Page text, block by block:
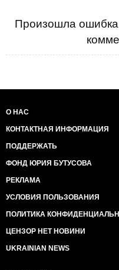
Произошла ошибка
О НАС
КОНТАКТНАЯ ИНФОРМАЦИЯ
ПОДДЕРЖАТЬ
ФОНД ЮРИЯ БУТУСОВА
РЕКЛАМА
УСЛОВИЯ ПОЛЬЗОВАНИЯ
ПОЛИТИКА
ЦЕНЗОР НЕТ НОВИНИ
UKRAINIAN NEWS